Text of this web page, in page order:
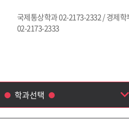
국제통상학과 02-2173-2332 / 경제학
02-2173-2333
학과선택
국제통상학과